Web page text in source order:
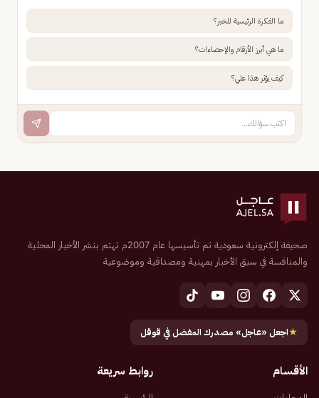
ما الفكرة الرئيسية للخبر؟
ما هي أبرز الأرقام والإحصاءات؟
كيف يؤثر هذا علي؟
صحيفة إلكترونية سعودية تم تأسيسها عام 2007م تهتم بنشر الأخبار المحلية
والمنافسة في سبق الأخبار بمهنية ومصداقية وموضوعية
★اجعل «عاجل» مصدرك المفضل في قوقل
الأقسام روابط سريعة